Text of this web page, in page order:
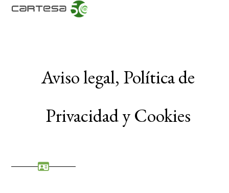
SkipOpen
Close
Aviso legal, Política de
Privacidad y Cookies